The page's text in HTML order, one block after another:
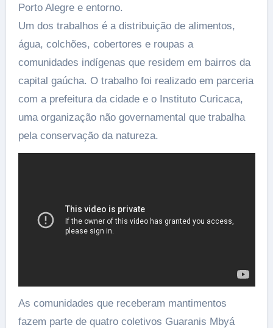
Porto Alegre e entorno.
Um dos trabalhos é a distribuição de alimentos,
água, colchões, cobertores e roupas a
comunidades indígenas que residem em bairros da
capital gaúcha. O trabalho foi realizado em parceria
com a prefeitura da cidade e o Instituto Curicaca,
uma organização não governamental que trabalha
pela conservação da natureza.
As comunidades que receberam mantimentos
fazem parte de quatro coletivos Guaranis Mbyá